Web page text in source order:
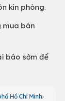
kín phòng.
mua bán
báo sớm để
Hồ Chí Minh